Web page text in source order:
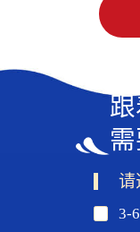
请
3-